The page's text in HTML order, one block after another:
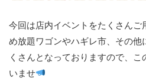
今回は店内イベントをたくさんご
め放題ワゴンやハギレ市、その他
くさんとなっておりますので、こ
いませ